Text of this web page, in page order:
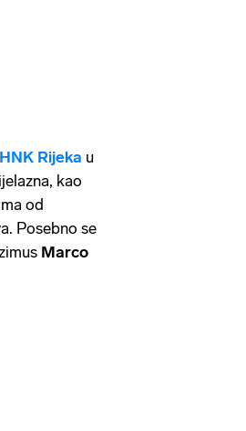
HNK Rijeka u
kao
od
Posebno se
Marco